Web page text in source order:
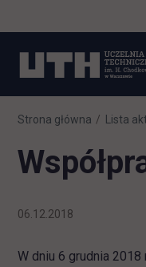
Strona główna Lista
06.12.2018
W dniu 6 grudnia